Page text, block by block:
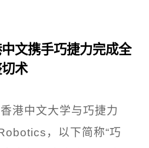
文携手巧捷力完成全
术
香港中文大学与巧捷力
，以下简称“巧